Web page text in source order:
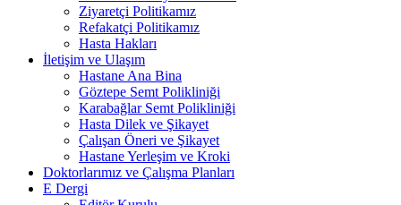
Ziyaretçi Politikamız
Refakatçi Politikamız
Hasta Hakları
İletişim ve Ulaşım
Hastane Ana Bina
Göztepe Semt Polikliniği
Karabağlar Semt Polikliniği
Hasta Dilek ve Şikayet
Çalışan Öneri ve Şikayet
Hastane Yerleşim ve Kroki
Doktorlarımız ve Çalışma Planları
E Dergi